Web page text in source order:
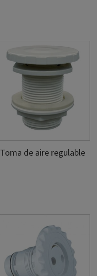
Toma de aire regulable